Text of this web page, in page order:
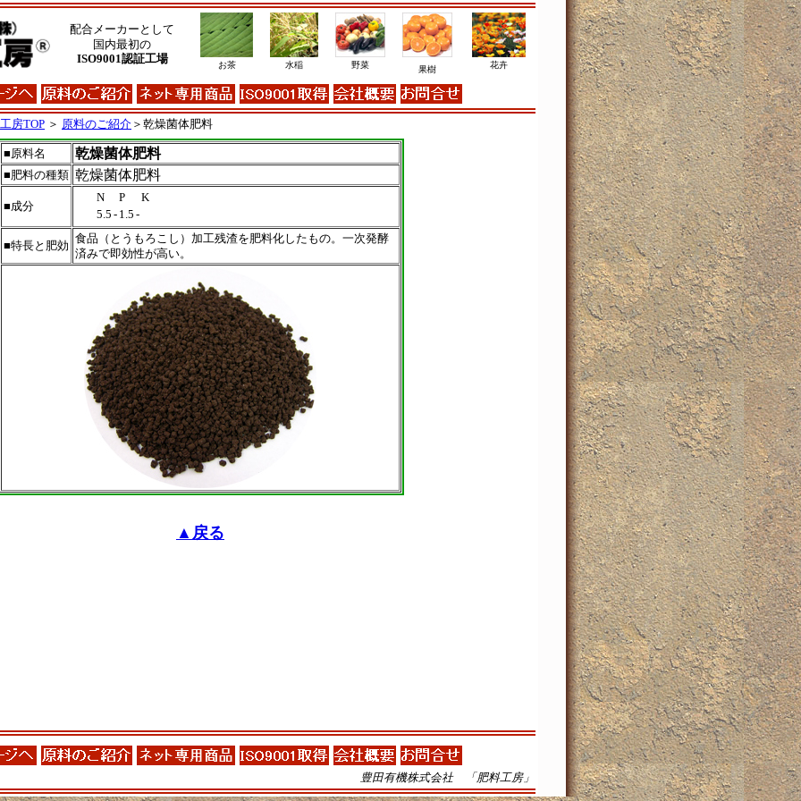
配合メーカーとして
国内最初の
ISO9001認証工場 お茶 水稲 野菜 果樹 花卉
房TOP ＞ 原料のご紹介 ＞乾燥菌体肥料
■原料名 乾燥菌体肥料
■肥料の種類 乾燥菌体肥料
■成分
N P
K
5.5 - 1.5 -
■特長と肥効
食品（とうもろこし）加工残渣を肥料化したもの。一次発酵
済みで即効性が高い。
▲戻る
豊田有機株式会社 「肥料工房」